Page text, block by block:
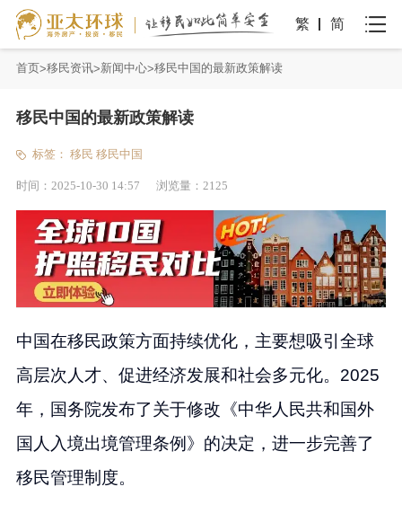
繁 简
首页 移民资讯 新闻中心 移民中国的最新政策解读
移民中国的最新政策解读
标签： 移民 移民中国
时间： 2025-10-30 14:57 浏览量： 2125
中国在移民政策方面持续优化，主要想吸引全球
高层次人才、促进经济发展和社会多元化。2025
年，国务院发布了关于修改《中华人民共和国外
国人入境出境管理条例》的决定，进一步完善了
移民管理制度。